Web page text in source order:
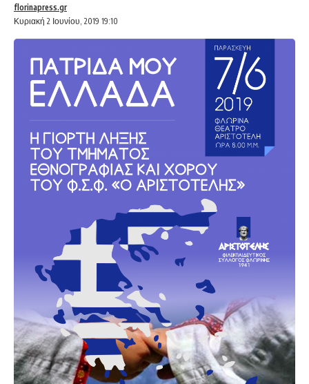
Κυριακή 2 Ιουνίου, 2019 19:10
florinapress.gr